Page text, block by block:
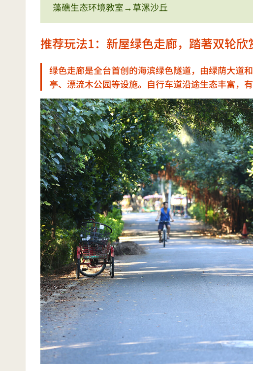
藻礁生态环境教室→草漯沙丘
推荐玩法1：新屋绿色走廊，踏著双轮欣
绿色走廊是全台首创的海滨绿色隧道，由绿荫大道
亭、漂流木公园等设施。自行车道沿途生态丰富，